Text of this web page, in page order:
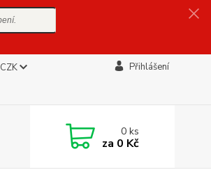
CZK Přihlášení
0ks
za 0 Kč